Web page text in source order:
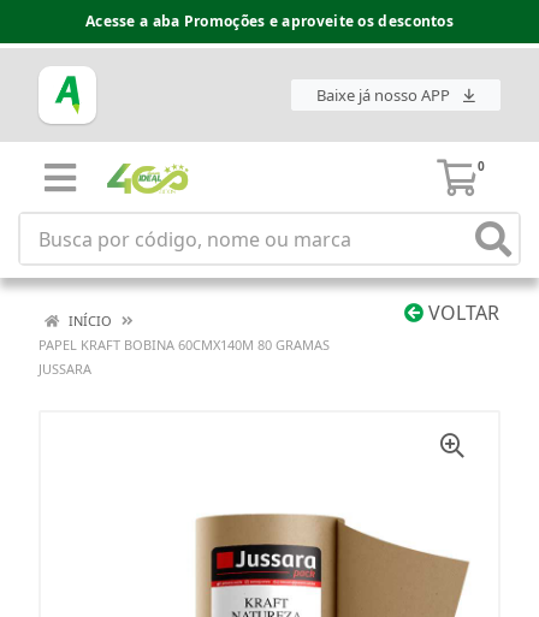
Acesse a aba Promoções e aproveite os descontos
Baixe já nosso APP
0
VOLTAR
INÍCIO
PAPEL KRAFT BOBINA 60CMX140M 80 GRAMAS
JUSSARA